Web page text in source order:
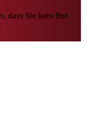
dass Sie kein Bot